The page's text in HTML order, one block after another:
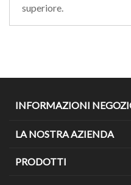
superiore.
INFORMAZIONI
LA NOSTRA AZIENDA
PRODOTTI